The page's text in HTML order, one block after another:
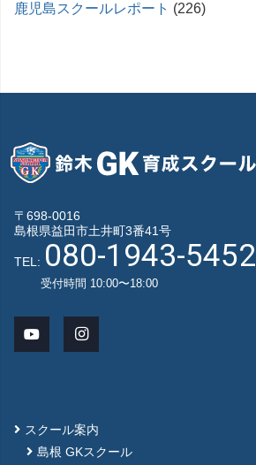
鹿児島スクールレポート (226)
〒698-0016
島根県益田市土井町3番41号
TEL: 080-1943-5452
受付時間 10:00〜18:00
スクール案内
島根 GKスクール